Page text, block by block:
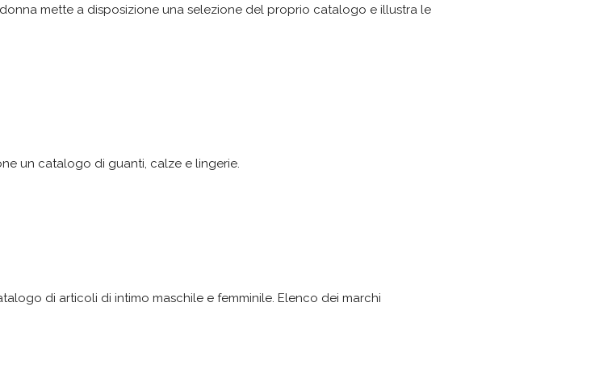
mette a disposizione una selezione del proprio catalogo e illustra le
un catalogo di guanti, calze e lingerie.
di articoli di intimo maschile e femminile. Elenco dei marchi